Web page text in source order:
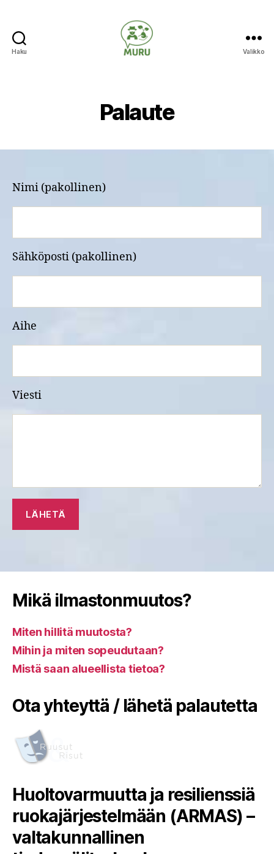
Haku Valikko
Palaute
Nimi (pakollinen)
Sähköposti (pakollinen)
Aihe
Viesti
Mikä ilmastonmuutos?
Miten hillitä muutosta?
Mihin ja miten sopeudutaan?
Mistä saan alueellista tietoa?
Ota yhteyttä / lähetä palautetta
Huoltovarmuutta ja resilienssiä
ruokajärjestelmään (ARMAS) –
valtakunnallinen